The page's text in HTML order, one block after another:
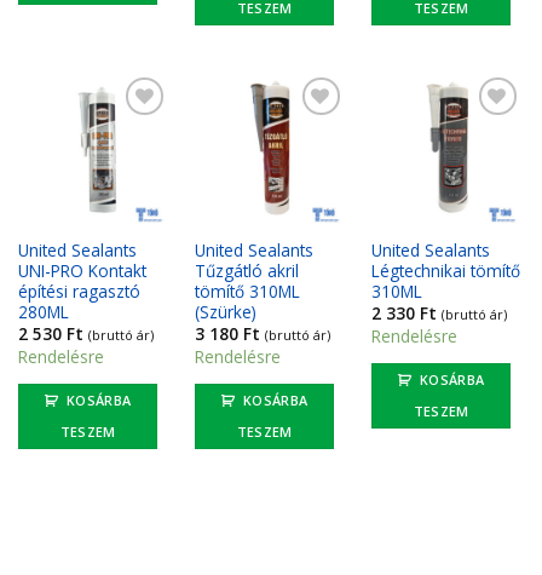
TESZEM TESZEM
Kedvencekhez
United Sealants
UNI-PRO Kontakt
építési ragasztó
280ML
2 530 Ft (bruttó ár)
Rendelésre
KOSÁRBA
TESZEM
Kedvencekhez
United Sealants
Tűzgátló akril
tömítő 310ML
(Szürke)
3 180 Ft (bruttó ár)
Rendelésre
KOSÁRBA
TESZEM
Kedvencekhez
United Sealants
Légtechnikai tömítő
310ML
2 330 Ft (bruttó ár)
Rendelésre
KOSÁRBA
TESZEM